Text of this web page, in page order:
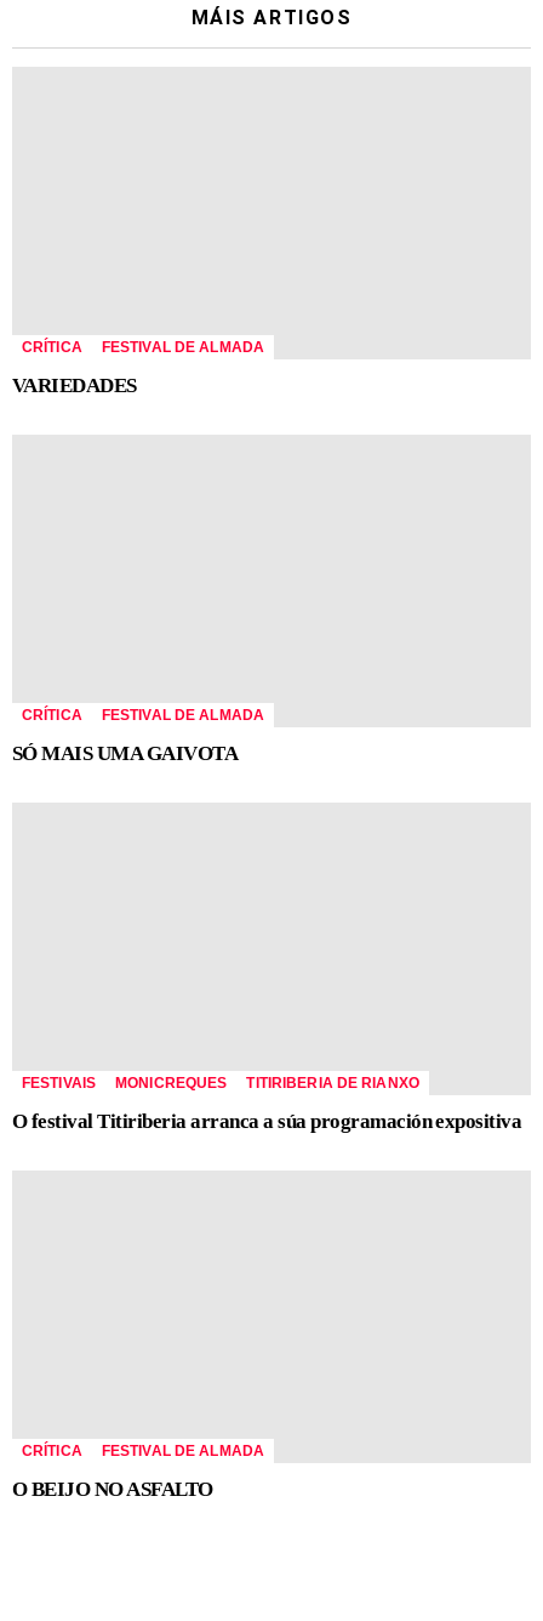
MÁIS ARTIGOS
CRÍTICA FESTIVAL DE ALMADA
VARIEDADES
CRÍTICA FESTIVAL DE ALMADA
SÓ MAIS UMA GAIVOTA
FESTIVAIS MONICREQUES TITIRIBERIA DE RIANXO
O festival Titiriberia arranca a súa programación expositiva
CRÍTICA FESTIVAL DE ALMADA
O BEIJO NO ASFALTO